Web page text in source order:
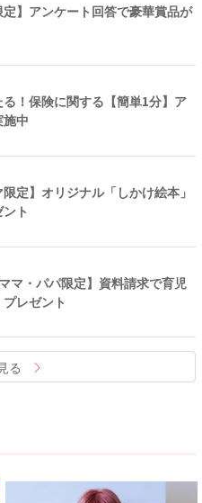
定】アンケート回答で豪華賞品が
！保険に関する【簡単1分】ア
中
限定】オリジナル「しかけ絵本」
ト
マ・パパ限定】資料請求で育児
レゼント
る